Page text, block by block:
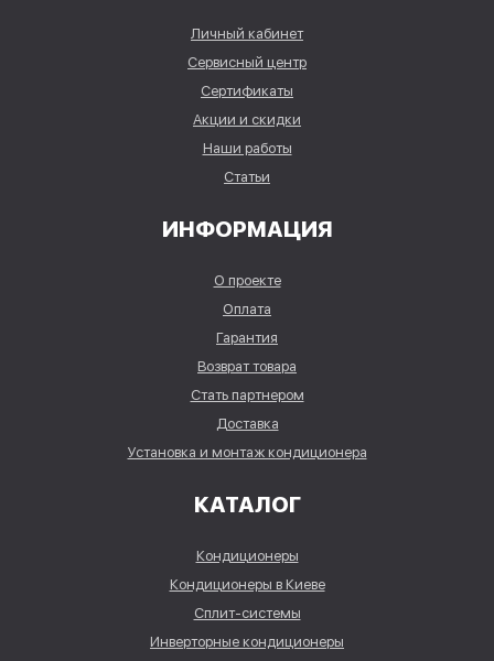
Личный кабинет
Сервисный центр
Сертификаты
Акции и скидки
Наши работы
Статьи
ИНФОРМАЦИЯ
О проекте
Оплата
Гарантия
Возврат товара
Стать партнером
Доставка
Установка и монтаж кондиционера
КАТАЛОГ
Кондиционеры
Кондиционеры в Киеве
Сплит-системы
Инверторные кондиционеры